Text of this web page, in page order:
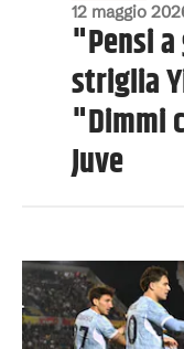
12 maggio
"Pensi
striglia
"Dimmi
Juve